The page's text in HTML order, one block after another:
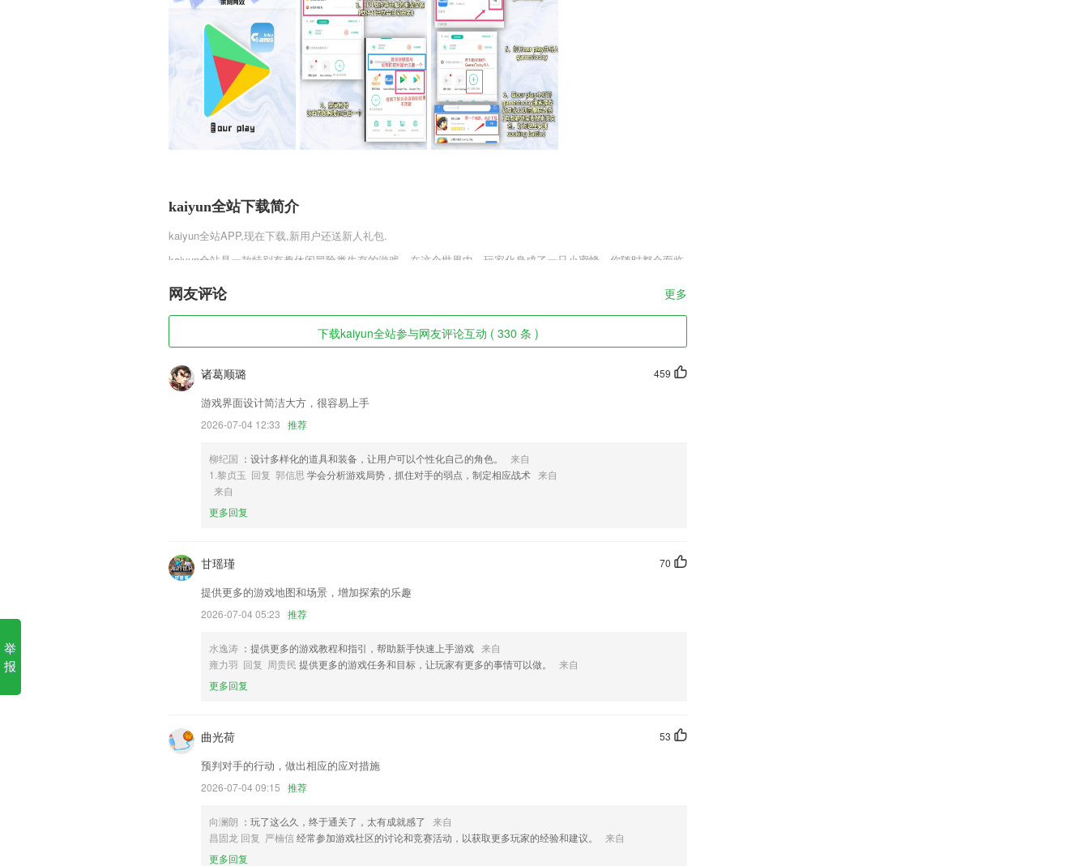
kaiyun全站下载简介
kaiyun全站APP,现在下载,新用户还送新人礼包.
kaiyun全站是一款特别有趣休闲冒险类生存的游戏，在这个世界中，玩家化身成了一只小蜜蜂，你随时都会面临
小鸟吃掉的危险。
kaiyun全站软件特色
1,【实时定位】:可实时查看绑定手机或硬件设备的当前位置具有低功耗、高精准、长待机的优点
2,这里面的学习课程可以更好的让孩子进行相应的学习，还有大量的试题可以不断巩固孩子的学习。
3,【VIP功能限免试用】专属VIP的热门功能限时免费开放，支持多次免费保存，开通会员后可无限次使用！
4,批量下载任意公众号所有历史文章（包括图片）
的兵种，还有各种特色军团技能，让玩家畅享游戏乐趣，有喜欢的可以到下载体验！
6,全程服务：班主任一对一全程跟踪，一举拿下名校学历！
kaiyun全站软件优势
2.先约后学，学车后评价教练员；评价后给教练付费，教练不敢吃拿卡要。
3.详细介绍动物，动物全部的特征习惯可以让宝宝学习到。
4.有意思的动画歌曲
和解决问题。
6.公示定理学习功能，支持学生系统的学习各种公示和定理；
有新的意见和建议，请记得联系哦！
修复偶尔不能进入软件的问题
开发者：北京阿拉丁神灯美业科技有限公司
修复单价可能不能选择的问题
网友评论 更多
下载kaiyun全站参与网友评论互动 ( 330 条 )
459
诸葛顺璐
游戏界面设计简洁大方，很容易上手
2026-07-04 12:33 推荐
柳纪国 ：设计多样化的道具和装备，让用户可以个性化自己的角色。
来自
1.黎贞玉 回复 郭信思 学会分析游戏局势，抓住对手的弱点，制定相应战术 来自
来自
更多回复
70
甘瑶瑾
提供更多的游戏地图和场景，增加探索的乐趣
2026-07-04 05:23 推荐
水逸涛 ：提供更多的游戏教程和指引，帮助新手快速上手游戏 来自
雍力羽 回复 周贵民 提供更多的游戏任务和目标，让玩家有更多的事情可以做。
来自
更多回复
53
曲光荷
预判对手的行动，做出相应的应对措施
2026-07-04 09:15 推荐
向澜朗 ：玩了这么久，终于通关了，太有成就感了
来自
昌固龙 回复 严楠信经常参加游戏社区的讨论和竞赛活动，以获取更多玩家的经验和建议。
来自
更多回复
举
报